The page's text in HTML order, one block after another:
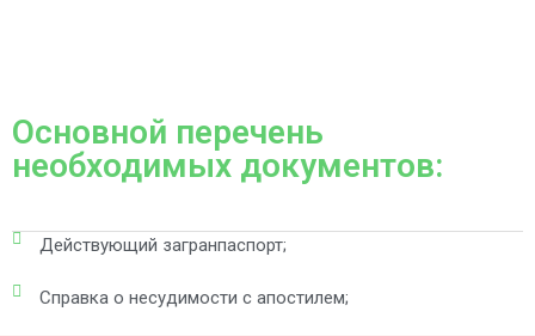
Основной перечень
необходимых документов:
Действующий загранпаспорт;
Справка о несудимости c апостилем;